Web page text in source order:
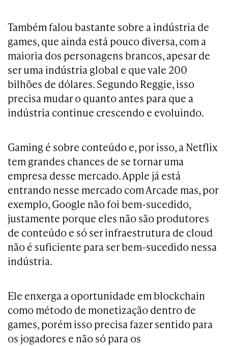
Também falou bastante sobre a indústria de
games, que ainda está pouco diversa, com a
maioria dos personagens brancos, apesar de
ser uma indústria global e que vale 200
bilhões de dólares. Segundo Reggie, isso
precisa mudar o quanto antes para que a
indústria continue crescendo e evoluindo.
Gaming é sobre conteúdo e, por isso, a Netflix
tem grandes chances de se tornar uma
empresa desse mercado. Apple já está
entrando nesse mercado com Arcade mas, por
exemplo, Google não foi bem-sucedido,
justamente porque eles não são produtores
de conteúdo e só ser infraestrutura de cloud
não é suficiente para ser bem-sucedido nessa
indústria.
Ele enxerga a oportunidade em blockchain
como método de monetização dentro de
games, porém isso precisa fazer sentido para
os jogadores e não só para os